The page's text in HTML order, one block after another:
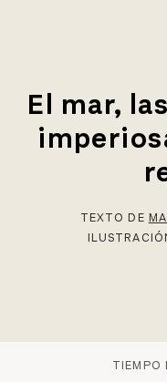
El mar,
TEXTO DE
TIEMPO